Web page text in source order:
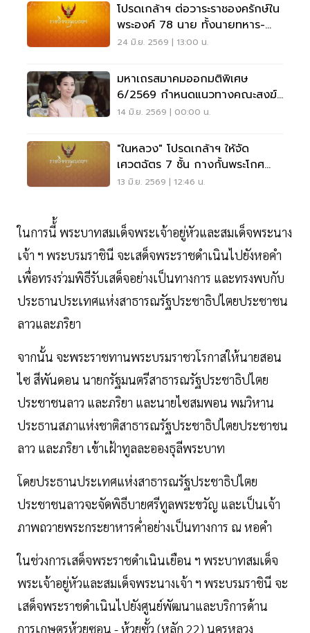
โปรดเกล้าฯ ต่อวาระราชองครักษ์ใน
พระองค์ 78 นาย ทั้งนายทหาร-
ตำรวจ
24 มิ.ย. 2569 | 13:00 น.
มหาเถรสมาคมออกมติพิเศษ
6/2569 กำหนดแนวทางคณะสงฆ์
จัดพิธีบำเพ็ญกุศลอุทิศถวายแด่
14 มิ.ย. 2569 | 00:00 น.
"ในหลวง" โปรดเกล้าฯ ให้จัด
เศวตฉัตร 7 ชั้น กางกั้นพระโกศ
"สมเด็จเจ้าฟ้าพัชรกิติยาภาฯ"
13 มิ.ย. 2569 | 12:46 น.
ในการนี้้ พระบาทสมเด็จพระเจ้าอยู่หัวและสมเด็จพระนาง
เจ้า ฯ พระบรมราชินี จะเสด็จพระราชดำเนินไปยังหอคำ
เพื่อทรงร่วมพิธีรับเสด็จอย่างเป็นทางการ และทรงพบกับ
ประธานประเทศแห่งสาธารณรัฐประชาธิปไตยประชาชน
ลาวและภริยา
จากนั้น จะพระราชทานพระบรมราชวโรกาสให้นายสอน
ไซ สีพันดอน นายกรัฐมนตรีสาธารณรัฐประชาธิปไตย
ประชาชนลาว และภริยา และนายไซสมพอน พมวิหาน
ประธานสภาแห่งชาติสาธารณรัฐประชาธิปไตยประชาชน
ลาว และภริยา เข้าเฝ้าทูลละอองธุลีพระบาท
โดยประธานประเทศแห่งสาธารณรัฐประชาธิปไตย
ประชาชนลาวจะจัดพิธีบายศรีทูลพระขวัญ และเป็นเจ้า
ภาพถวายพระกระยาหารค่ำอย่างเป็นทางการ ณ หอคำ
​ในช่วงการเสด็จพระราชดำเนินเยือน ฯ พระบาทสมเด็จ
พระเจ้าอยู่หัวและสมเด็จพระนางเจ้า ฯ พระบรมราชินี จะ
เสด็จพระราชดำเนินไปยังศูนย์พัฒนาและบริการด้าน
การเกษตรห้วยซอน - ห้วยซั้ว (หลัก 22) นครหลวง